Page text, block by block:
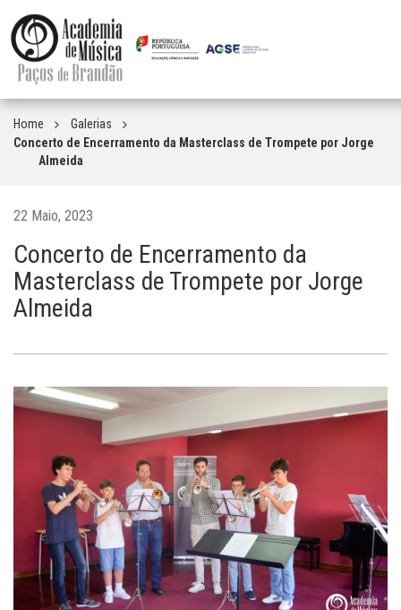
Home
Galerias
Concerto de Encerramento da Masterclass de Trompete por Jorge
Almeida
22 Maio, 2023
Concerto de Encerramento da
Masterclass de Trompete por Jorge
Almeida